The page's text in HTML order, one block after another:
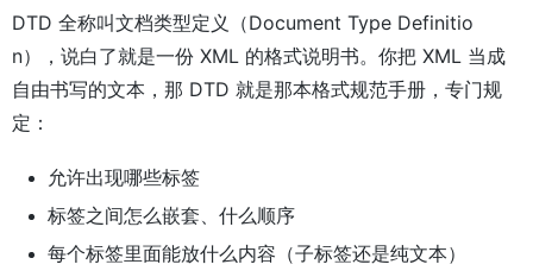
DTD 全称叫文档类型定义（Document Type Definitio
n），说白了就是一份 XML 的格式说明书。你把 XML 当成
自由书写的文本，那 DTD 就是那本格式规范手册，专门规
定：
允许出现哪些标签
标签之间怎么嵌套、什么顺序
每个标签里面能放什么内容（子标签还是纯文本）